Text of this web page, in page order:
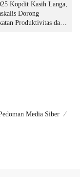
Kopdit Kasih Langa,
Dorong
Produktivitas dan
Media Siber